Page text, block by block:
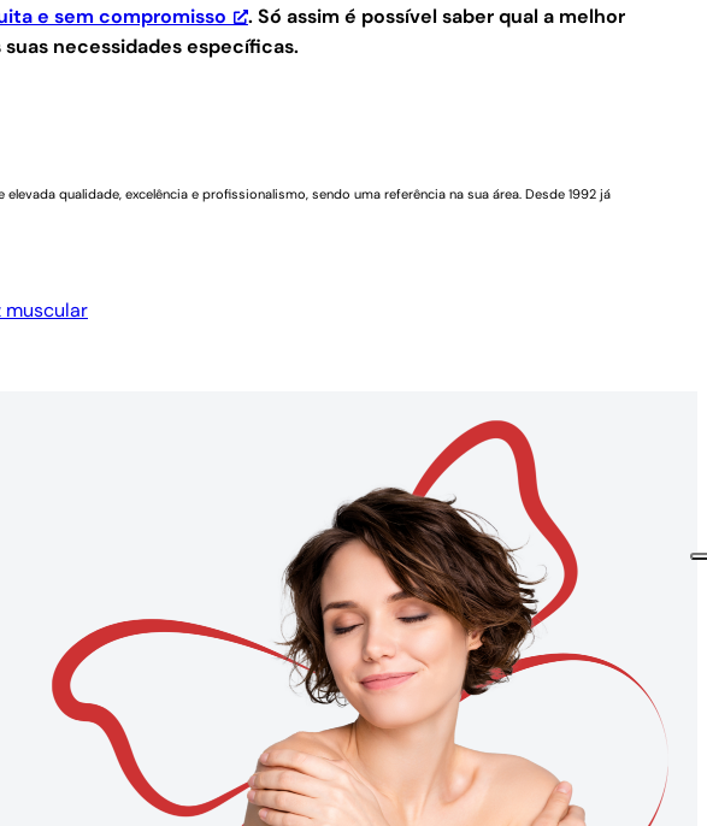
e sem compromisso .Só assim é possível saber qual a melhor
necessidades específicas.
qualidade, excelência e profissionalismo, sendo uma referência na sua área. Desde 1992 já
muscular